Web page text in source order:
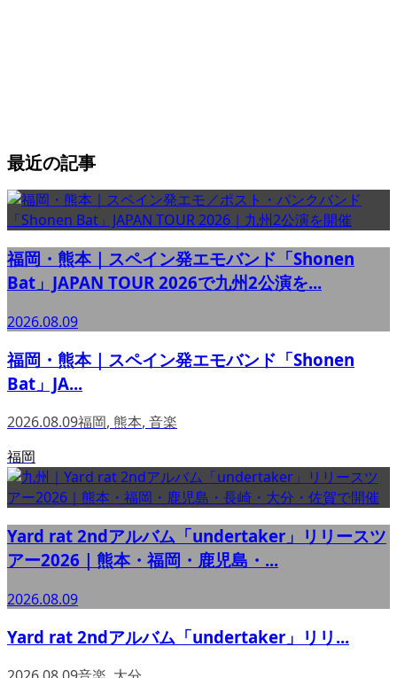
最近の記事
福岡・熊本｜スペイン発エモバンド「Shonen
Bat」JAPAN TOUR 2026で九州2公演を...
2026.08.09
福岡・熊本｜スペイン発エモバンド「Shonen
Bat」JA...
2026.08.09福岡, 熊本, 音楽
福岡
Yard rat 2ndアルバム「undertaker」リリースツ
アー2026｜熊本・福岡・鹿児島・...
2026.08.09
Yard rat 2ndアルバム「undertaker」リリ...